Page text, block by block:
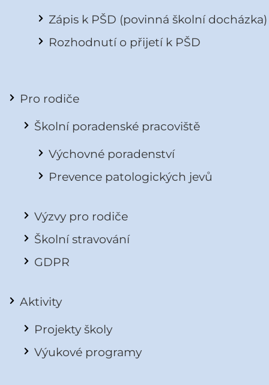
Zápis k PŠD (povinná školní docházka)
Rozhodnutí o přijetí k PŠD
Pro rodiče
Školní poradenské pracoviště
Výchovné poradenství
Prevence patologických jevů
Výzvy pro rodiče
Školní stravování
GDPR
Aktivity
Projekty školy
Výukové programy